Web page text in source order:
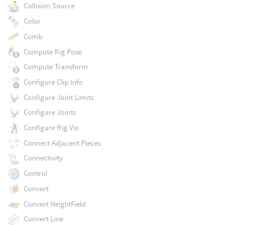
Collision Source
Color
Comb
Compute Rig Pose
Compute Transform
Configure Clip Info
Configure Joint Limits
Configure Joints
Configure Rig Vis
Connect Adjacent Pieces
Connectivity
Control
Convert
Convert HeightField
Convert Line